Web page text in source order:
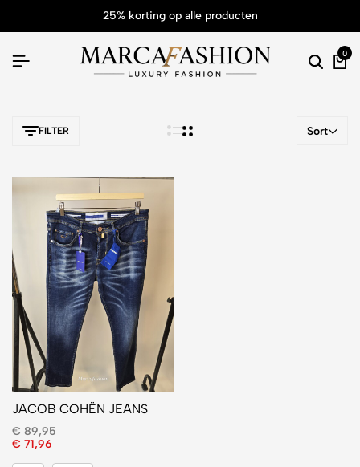
25% korting op alle producten
0
FILTER Sort
JACOB COHËN JEANS
€89,95
€ 71,96